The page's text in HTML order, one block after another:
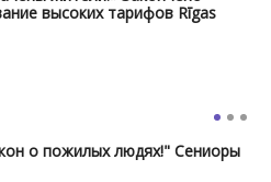
высоких тарифов Rīgas
о пожилых людях!" Сениоры